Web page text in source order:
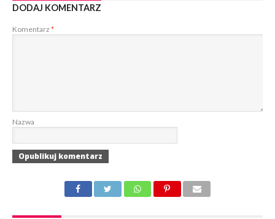
DODAJ KOMENTARZ
Komentarz *
Nazwa